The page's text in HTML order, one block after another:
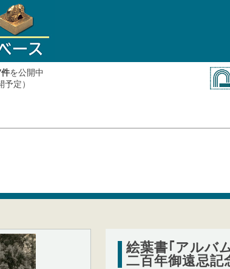
件を公開中
予定）
絵葉書｢アルバ
二百年御遠忌記